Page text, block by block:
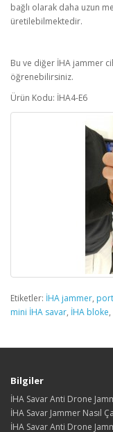
bağlı olarak daha uzun
üretilebilmektedir.
Bu ve diğer İHA jammer
öğrenebilirsiniz.
Ürün Kodu: İHA4-E6
Etiketler: İHA jammer,
mini İHA savar, İHA bloke,
Bilgiler
İHA Savar Anti Drone
İHA Savar Jammer Nasıl
İHA Savar Anti Drone